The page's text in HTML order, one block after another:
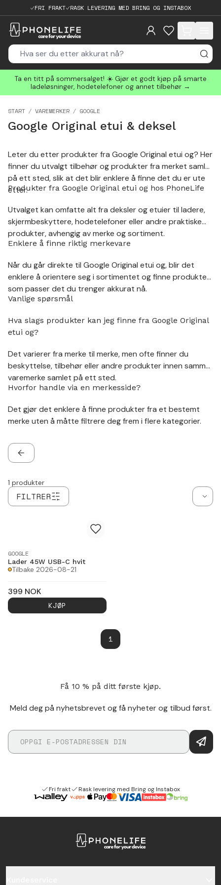
FRI FRAKT RASK LEVERING MED BRING OG INSTABOX
items in cart,
Ta en titt på sommersalget! ☀️ Gjør et godt kjøp på smarte
ladeløsninger, hodetelefoner og annet tilbehør →
START VAREMERKER GOOGLE
Google Original etui & deksel
Leter du etter produkter fra Google Original etui og? Her
finner du utvalgt tilbehør og produkter fra merket samlet
på ett sted, slik at det blir enklere å finne det du er ute
etter.
Produkter fra Google Original etui og hos PhoneLife
Utvalget kan omfatte alt fra deksler og etuier til ladere,
skjermbeskyttere, hodetelefoner eller andre praktiske
produkter, avhengig av merke og sortiment.
Enklere å finne riktig merkevare
Når du går direkte til Google Original etui og, blir det
enklere å orientere seg i sortimentet og finne produkter
som passer det du trenger akkurat nå.
Vanlige spørsmål
Hva slags produkter kan jeg finne fra Google Original
etui og?
Det varierer fra merke til merke, men ofte finner du
beskyttelse, tilbehør eller andre produkter innen samme
varemerke samlet på ett sted.
Hvorfor handle via en merkesside?
Det gjør det enklere å finne produkter fra et bestemt
merke uten å måtte filtrere deg frem i flere kategorier.
TILBAKE
FILTRER
1 produkter
GOOGLE
Lader 45W USB-C hvit
Tilbake 2026-08-21
399 NOK
KJØP
1
Få 10 % på ditt første kjøp.
Meld deg på nyhetsbrevet og få nyheter og tilbud først.
Fri frakt Rask levering med Bring og Instabox